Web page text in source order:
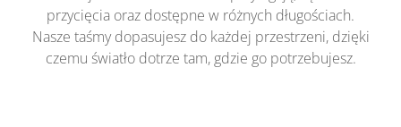
przycięcia oraz dostępne w różnych długościach.
Nasze taśmy dopasujesz do każdej przestrzeni, dzięki
czemu światło dotrze tam, gdzie go potrzebujesz.